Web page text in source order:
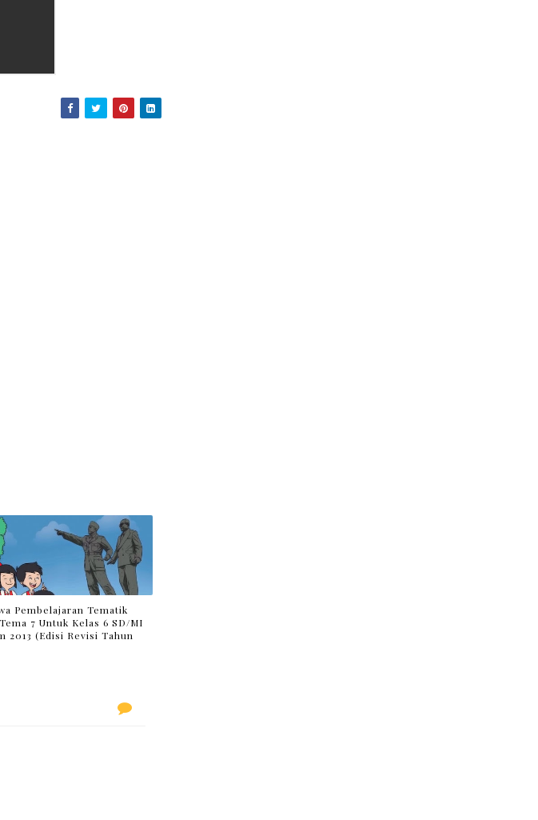
Pembelajaran Tematik
7 Untuk Kelas 6 SD/MI
2013 (Edisi Revisi Tahun